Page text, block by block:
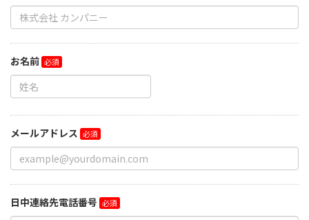
お名前
メールアドレス
日中連絡先電話番号